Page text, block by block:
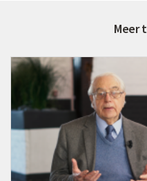
Meer